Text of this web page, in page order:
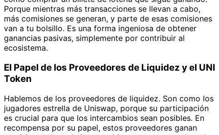
Porque mientras más transacciones se llevan a cabo,
más comisiones se generan, y parte de esas comisiones
van a tu bolsillo. Es una forma ingeniosa de obtener
ganancias pasivas, simplemente por contribuir al
ecosistema.
El Papel de los Proveedores de Liquidez y el UNI
Token
Hablemos de los proveedores de liquidez. Son como los
jugadores estrella de Uniswap, porque su participación
es crucial para que los intercambios sean posibles. En
recompensa por su papel, estos proveedores ganan